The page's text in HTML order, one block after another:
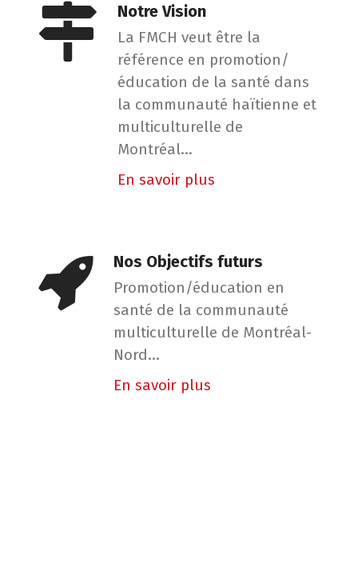
Notre Vision
La FMCH veut être la
référence en promotion/
éducation de la santé dans
la communauté haïtienne et
multiculturelle de
Montréal...
En savoir plus
Nos Objectifs futurs
Promotion/éducation en
santé de la communauté
multiculturelle de Montréal-
Nord...
En savoir plus